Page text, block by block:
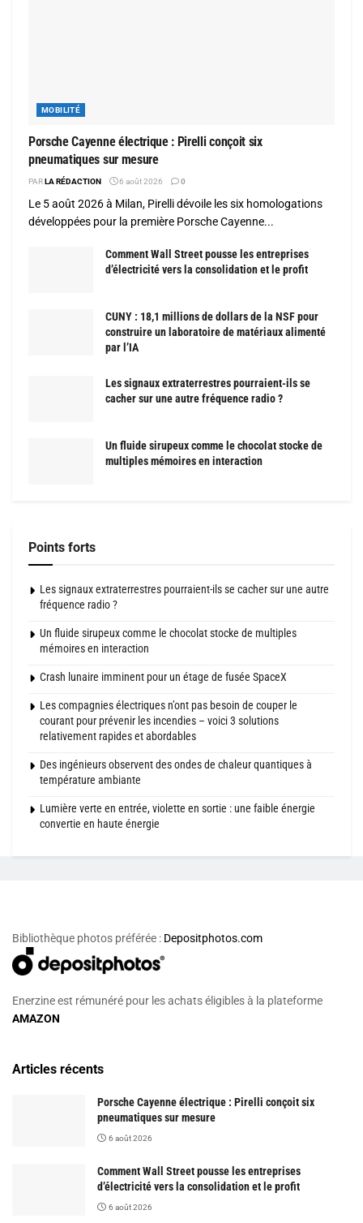
MOBILITÉ
Porsche Cayenne électrique : Pirelli conçoit six
pneumatiques sur mesure
PARLA RÉDACTION 6 août 2026 0
Le 5 août 2026 à Milan, Pirelli dévoile les six homologations
développées pour la première Porsche Cayenne...
Comment Wall Street pousse les entreprises
d’électricité vers la consolidation et le profit
CUNY : 18,1 millions de dollars de la NSF pour
construire un laboratoire de matériaux alimenté
par l’IA
Les signaux extraterrestres pourraient-ils se
cacher sur une autre fréquence radio ?
Un fluide sirupeux comme le chocolat stocke de
multiples mémoires en interaction
Points forts
Les signaux extraterrestres pourraient-ils se cacher sur une autre
fréquence radio ?
Un fluide sirupeux comme le chocolat stocke de multiples
mémoires en interaction
Crash lunaire imminent pour un étage de fusée SpaceX
Les compagnies électriques n’ont pas besoin de couper le
courant pour prévenir les incendies – voici 3 solutions
relativement rapides et abordables
Des ingénieurs observent des ondes de chaleur quantiques à
température ambiante
Lumière verte en entrée, violette en sortie : une faible énergie
convertie en haute énergie
Bibliothèque photos préférée : Depositphotos.com
Enerzine est rémunéré pour les achats éligibles à la plateforme
AMAZON
Articles récents
Porsche Cayenne électrique : Pirelli conçoit six
pneumatiques sur mesure
6 août 2026
Comment Wall Street pousse les entreprises
d’électricité vers la consolidation et le profit
6 août 2026